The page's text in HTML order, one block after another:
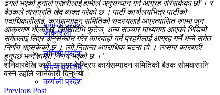
बागमती प्रदेश
लुम्विनी प्रदेश
कर्णाली प्रदेश
जीवनशैली
सूचना प्रविधि
ढंगले भएको हुनाले प्रहरीलाई हामीले अनुसन्धान गर्न आग्रह गरिसकेका छौँ । र
बैठकले त्यसप्रति खेद व्यक्त गरेको छ । पार्टी कार्यालयभित्र पार्टीको
पदाधिकारीलाई, कार्यसम्पादन समितिको सदस्यलाई अप्रत्यासित रुपमा जुन
आक्रमण भएको छ, सिसिटिभि फुटेज, अन्य सञ्चार माध्यममा आएको भिडियो
समेतलाई लिएर अनुसन्धान गरेर कारबाही गर्न प्रहरीलाई आग्रह गर्ने भन्ने समेत
निर्णय भइसकेको छ । त्यो नितान्त अपराधिक घटना हो । त्यसमा कारबाही
हुनुपर्छ भन्ने हाम्रो निर्णय भएको छ ।’
शनिवारदेखि जारी राप्रपा केन्द्रिय कार्यसम्पादन समितिको बैठक सोमवारपनि
बस्ने उहाँले जानकारी दिनुभयो ।
Previous Post